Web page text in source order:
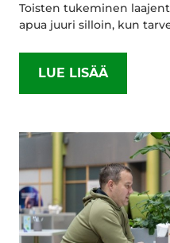
Toisten tukeminen
apua juuri silloin, kun
LUE LISÄÄ